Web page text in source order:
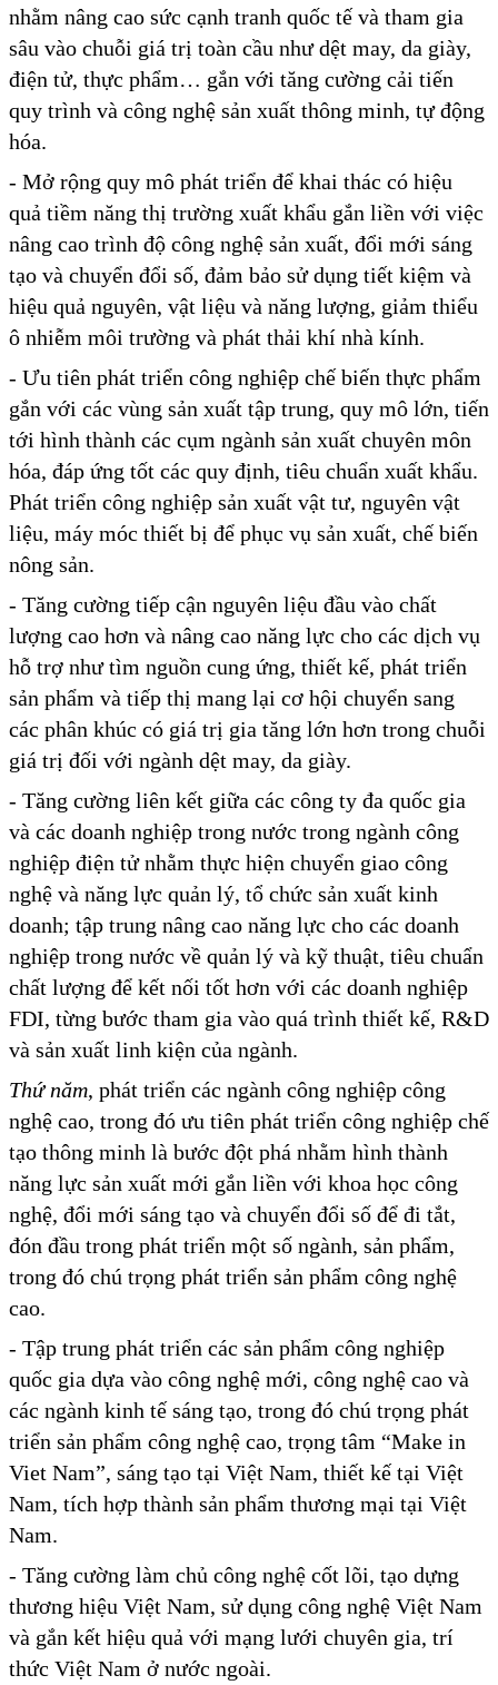
nhằm nâng cao sức cạnh tranh quốc tế và tham gia
sâu vào chuỗi giá trị toàn cầu như dệt may, da giày,
điện tử, thực phẩm… gắn với tăng cường cải tiến
quy trình và công nghệ sản xuất thông minh, tự động
hóa.
- Mở rộng quy mô phát triển để khai thác có hiệu
quả tiềm năng thị trường xuất khẩu gắn liền với việc
nâng cao trình độ công nghệ sản xuất, đổi mới sáng
tạo và chuyển đổi số, đảm bảo sử dụng tiết kiệm và
hiệu quả nguyên, vật liệu và năng lượng, giảm thiểu
ô nhiễm môi trường và phát thải khí nhà kính.
- Ưu tiên phát triển công nghiệp chế biến thực phẩm
gắn với các vùng sản xuất tập trung, quy mô lớn, tiến
tới hình thành các cụm ngành sản xuất chuyên môn
hóa, đáp ứng tốt các quy định, tiêu chuẩn xuất khẩu.
Phát triển công nghiệp sản xuất vật tư, nguyên vật
liệu, máy móc thiết bị để phục vụ sản xuất, chế biến
nông sản.
- Tăng cường tiếp cận nguyên liệu đầu vào chất
lượng cao hơn và nâng cao năng lực cho các dịch vụ
hỗ trợ như tìm nguồn cung ứng, thiết kế, phát triển
sản phẩm và tiếp thị mang lại cơ hội chuyển sang
các phân khúc có giá trị gia tăng lớn hơn trong chuỗi
giá trị đối với ngành dệt may, da giày.
- Tăng cường liên kết giữa các công ty đa quốc gia
và các doanh nghiệp trong nước trong ngành công
nghiệp điện tử nhằm thực hiện chuyển giao công
nghệ và năng lực quản lý, tổ chức sản xuất kinh
doanh; tập trung nâng cao năng lực cho các doanh
nghiệp trong nước về quản lý và kỹ thuật, tiêu chuẩn
chất lượng để kết nối tốt hơn với các doanh nghiệp
FDI, từng bước tham gia vào quá trình thiết kế, R&D
và sản xuất linh kiện của ngành.
Thứ năm, phát triển các ngành công nghiệp công
nghệ cao, trong đó ưu tiên phát triển công nghiệp chế
tạo thông minh là bước đột phá nhằm hình thành
năng lực sản xuất mới gắn liền với khoa học công
nghệ, đổi mới sáng tạo và chuyển đổi số để đi tắt,
đón đầu trong phát triển một số ngành, sản phẩm,
trong đó chú trọng phát triển sản phẩm công nghệ
cao.
- Tập trung phát triển các sản phẩm công nghiệp
quốc gia dựa vào công nghệ mới, công nghệ cao và
các ngành kinh tế sáng tạo, trong đó chú trọng phát
triển sản phẩm công nghệ cao, trọng tâm “Make in
Viet Nam”, sáng tạo tại Việt Nam, thiết kế tại Việt
Nam, tích hợp thành sản phẩm thương mại tại Việt
Nam.
- Tăng cường làm chủ công nghệ cốt lõi, tạo dựng
thương hiệu Việt Nam, sử dụng công nghệ Việt Nam
và gắn kết hiệu quả với mạng lưới chuyên gia, trí
thức Việt Nam ở nước ngoài.